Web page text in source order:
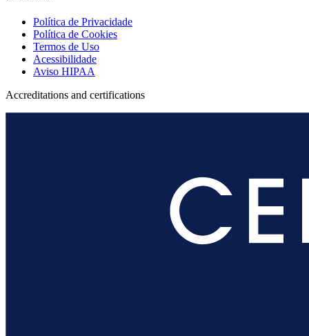
Política de Privacidade
Política de Cookies
Termos de Uso
Acessibilidade
Aviso HIPAA
Accreditations and certifications